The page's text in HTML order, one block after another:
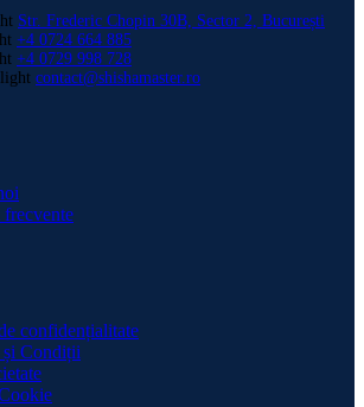
Str. Frederic Chopin 30B, Sector 2, București
+4 0724 664 885
+4 0729 998 728
contact@shishamaster.ro
confidențialitate
și Condiții